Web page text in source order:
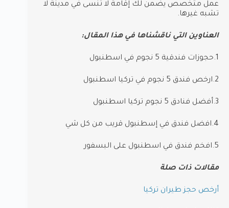
عمل متخصص يضمن لك إقامة لا تُنسى في مدينة لا
تشبه غيرها.
العناوين التي ناقشناها في هذا المقال:
1.حجوزات فندقية 5 نجوم في اسطنبول
2.ارخص فندق 5 نجوم في تركيا اسطنبول
3.أفضل فنادق 5 نجوم تركيا اسطنبول
4.افضل فندق في إسطنبول قريب من كل شي
5.افخم فندق في اسطنبول على البسفور
مقالات ذات صلة
أرخص حجز طيران تركيا